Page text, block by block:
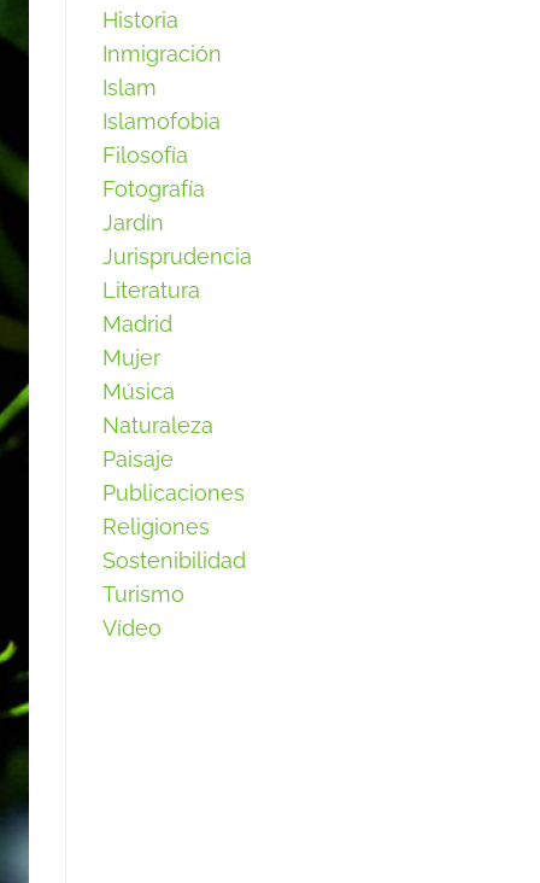
Historia
Inmigración
Islam
Islamofobia
Filosofía
Fotografía
Jardín
Jurisprudencia
Literatura
Madrid
Mujer
Música
Naturaleza
Paisaje
Publicaciones
Religiones
Sostenibilidad
Turismo
Vídeo